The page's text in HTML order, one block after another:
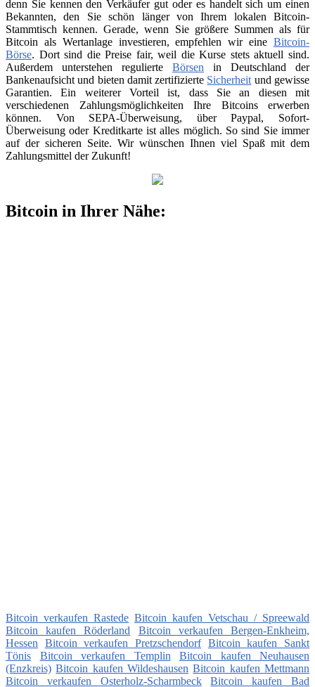
denn Sie kennen den Verkäufer gut oder es handelt sich um einen
Bekannten, den Sie schön länger von Ihrem lokalen Bitcoin-
Stammtisch kennen. Gerade, wenn Sie größere Summen als für
Bitcoin als Wertanlage investieren, empfehlen wir eine Bitcoin-
Börse. Dort sind die Preise fair, weil die Kurse stets aktuell sind.
Außerdem unterstehen regulierte Börsen in Deutschland der
Bankenaufsicht und bieten damit zertifizierte Sicherheit und gewisse
Garantien. Ein weiterer Vorteil ist, dass Sie an diesen mit
verschiedenen Zahlungsmöglichkeiten Ihre Bitcoins erwerben
können. Von SEPA-Überweisung, über Paypal, Sofort-
Überweisung oder Kreditkarte ist alles möglich. So sind Sie immer
auf der sicheren Seite. Wir wünschen Ihnen viel Spaß mit dem
Zahlungsmittel der Zukunft!
Bitcoin in Ihrer Nähe:
Bitcoin verkaufen Rastede Bitcoin kaufen Vetschau / Spreewald
Bitcoin kaufen Röderland
Bitcoin verkaufen Bergen-Enkheim,
Hessen
Bitcoin verkaufen Pretzschendorf Bitcoin kaufen Sankt
Tönis
Bitcoin verkaufen Templin
Bitcoin kaufen Neuhausen
(Enzkreis) Bitcoin kaufen Wildeshausen Bitcoin kaufen Mettmann
Bitcoin verkaufen Osterholz-Scharmbeck
Bitcoin kaufen Bad